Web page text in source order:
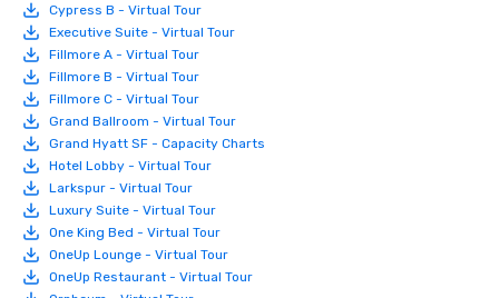
Cypress B - Virtual Tour
Executive Suite - Virtual Tour
Fillmore A - Virtual Tour
Fillmore B - Virtual Tour
Fillmore C - Virtual Tour
Grand Ballroom - Virtual Tour
Grand Hyatt SF - Capacity Charts
Hotel Lobby - Virtual Tour
Larkspur - Virtual Tour
Luxury Suite - Virtual Tour
One King Bed - Virtual Tour
OneUp Lounge - Virtual Tour
OneUp Restaurant - Virtual Tour